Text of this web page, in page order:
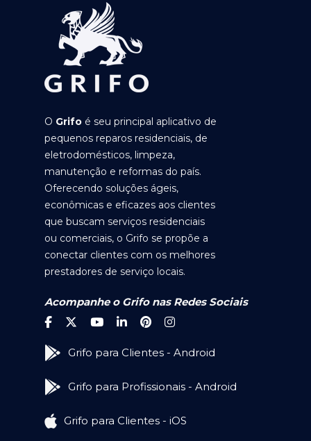
O Grifo é seu principal aplicativo de
pequenos reparos residenciais, de
eletrodomésticos, limpeza,
manutenção e reformas do país.
Oferecendo soluções ágeis,
econômicas e eficazes aos clientes
que buscam serviços residenciais
ou comerciais, o Grifo se propõe a
conectar clientes com os melhores
prestadores de serviço locais.
Acompanhe o Grifo nas Redes Sociais
Grifo para Clientes - Android
Grifo para Profissionais - Android
Grifo para Clientes - iOS